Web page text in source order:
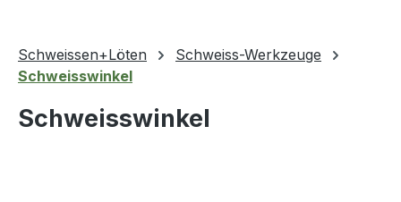
Schweissen+Löten
Schweiss-Werkzeuge
Schweisswinkel
Schweisswinkel